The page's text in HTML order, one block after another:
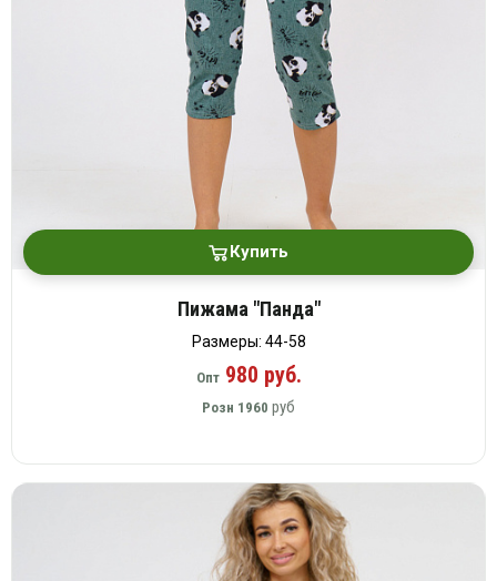
Купить
Пижама "Панда"
Размеры: 44-58
Опт980 руб.
Розн 1960 руб